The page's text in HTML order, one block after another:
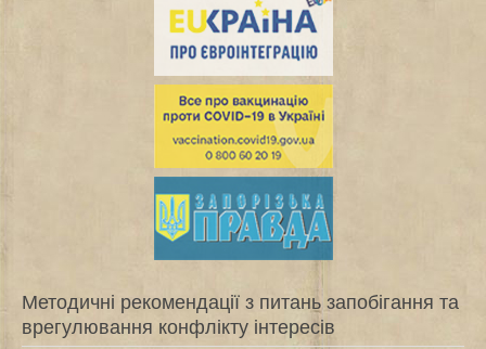
Методичні рекомендації з питань запобігання та
врегулювання конфлікту інтересів